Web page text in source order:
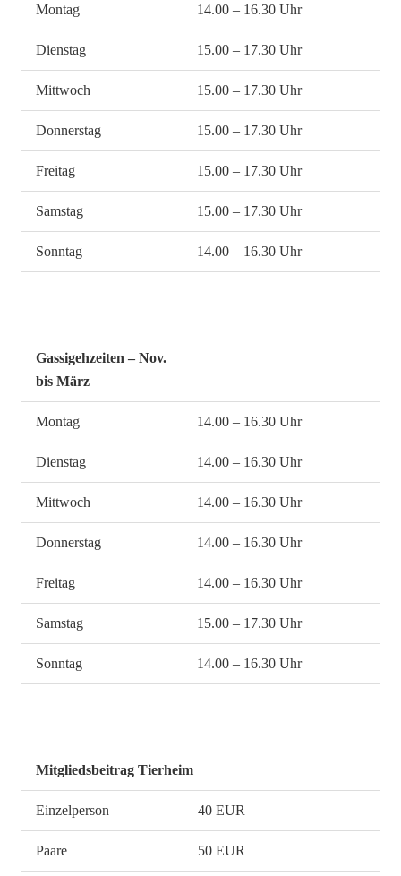
Montag 14.00 – 16.30 Uhr
Dienstag 15.00 – 17.30 Uhr
Mittwoch 15.00 – 17.30 Uhr
Donnerstag 15.00 – 17.30 Uhr
Freitag 15.00 – 17.30 Uhr
Samstag 15.00 – 17.30 Uhr
Sonntag 14.00 – 16.30 Uhr
Gassigehzeiten – Nov.
bis März
Montag 14.00 – 16.30 Uhr
Dienstag 14.00 – 16.30 Uhr
Mittwoch 14.00 – 16.30 Uhr
Donnerstag 14.00 – 16.30 Uhr
Freitag 14.00 – 16.30 Uhr
Samstag 15.00 – 17.30 Uhr
Sonntag 14.00 – 16.30 Uhr
Mitgliedsbeitrag Tierheim
Einzelperson 40 EUR
Paare 50 EUR